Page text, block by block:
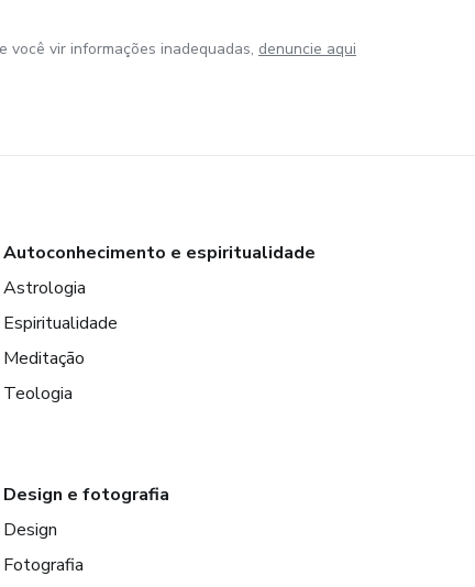
vir informações inadequadas, denuncie aqui
Autoconhecimento e espiritualidade
Astrologia
Espiritualidade
Meditação
Teologia
Design e fotografia
Design
Fotografia